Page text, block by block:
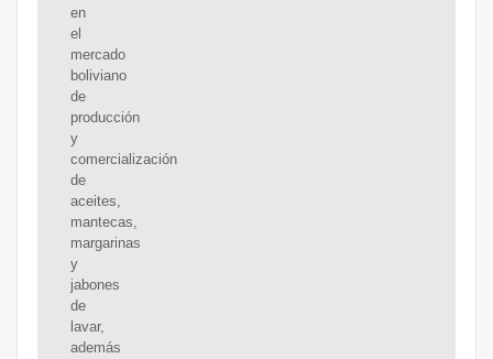
en
el
mercado
boliviano
de
producción
y
comercialización
de
aceites,
mantecas,
margarinas
y
jabones
de
lavar,
además